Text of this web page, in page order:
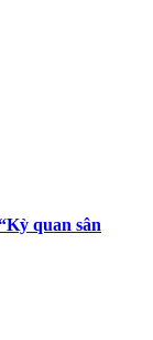
quan sân